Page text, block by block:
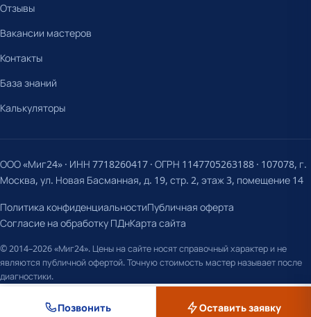
Отзывы
Вакансии мастеров
Контакты
База знаний
Калькуляторы
ООО «Миг24» · ИНН 7718260417 · ОГРН 1147705263188 · 107078, г.
Москва, ул. Новая Басманная, д. 19, стр. 2, этаж 3, помещение 14
Политика конфиденциальностиПубличная оферта
Согласие на обработку ПДнКарта сайта
© 2014–2026 «Миг24». Цены на сайте носят справочный характер и не
являются публичной офертой. Точную стоимость мастер называет после
диагностики.
Позвонить Оставить заявку